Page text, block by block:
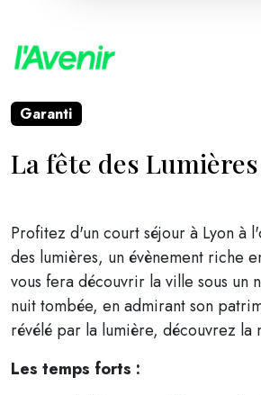
Garanti
La fête des
Profitez d'un court séjour à Lyon à
des lumières, un évènement riche
vous fera découvrir la ville sous un
nuit tombée, en admirant son
révélé par la lumière, découvrez la
Les temps forts :